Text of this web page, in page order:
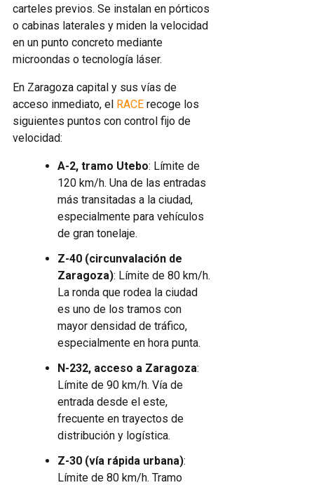
carteles previos. Se instalan en pórticos
o cabinas laterales y miden la velocidad
en un punto concreto mediante
microondas o tecnología láser.
En Zaragoza capital y sus vías de
acceso inmediato, el RACE recoge los
siguientes puntos con control fijo de
velocidad:
A-2, tramo Utebo: Límite de
120 km/h. Una de las entradas
más transitadas a la ciudad,
especialmente para vehículos
de gran tonelaje.
Z-40 (circunvalación de
Zaragoza): Límite de 80 km/h.
La ronda que rodea la ciudad
es uno de los tramos con
mayor densidad de tráfico,
especialmente en hora punta.
N-232, acceso a Zaragoza:
Límite de 90 km/h. Vía de
entrada desde el este,
frecuente en trayectos de
distribución y logística.
Z-30 (vía rápida urbana):
Límite de 80 km/h. Tramo